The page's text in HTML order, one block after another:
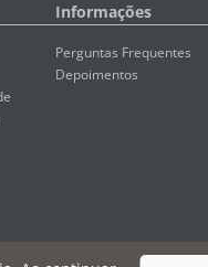
Informações
Perguntas Frequentes
Depoimentos